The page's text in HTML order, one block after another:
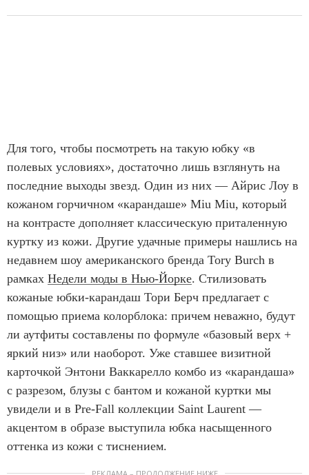
Для того, чтобы посмотреть на такую юбку «в
полевых условиях», достаточно лишь взглянуть на
последние выходы звезд. Один из них — Айрис Лоу в
кожаном горчичном «карандаше» Miu Miu, который
на контрасте дополняет классическую приталенную
куртку из кожи. Другие удачные примеры нашлись на
недавнем шоу американского бренда Tory Burch в
рамках Недели моды в Нью-Йорке. Стилизовать
кожаные юбки-карандаш Тори Берч предлагает с
помощью приема колорблока: причем неважно, будут
ли аутфиты составлены по формуле «базовый верх +
яркий низ» или наоборот. Уже ставшее визитной
карточкой Энтони Ваккарелло комбо из «карандаша»
с разрезом, блузы с бантом и кожаной куртки мы
увидели и в Pre-Fall коллекции Saint Laurent —
акцентом в образе выступила юбка насыщенного
оттенка из кожи с тиснением.